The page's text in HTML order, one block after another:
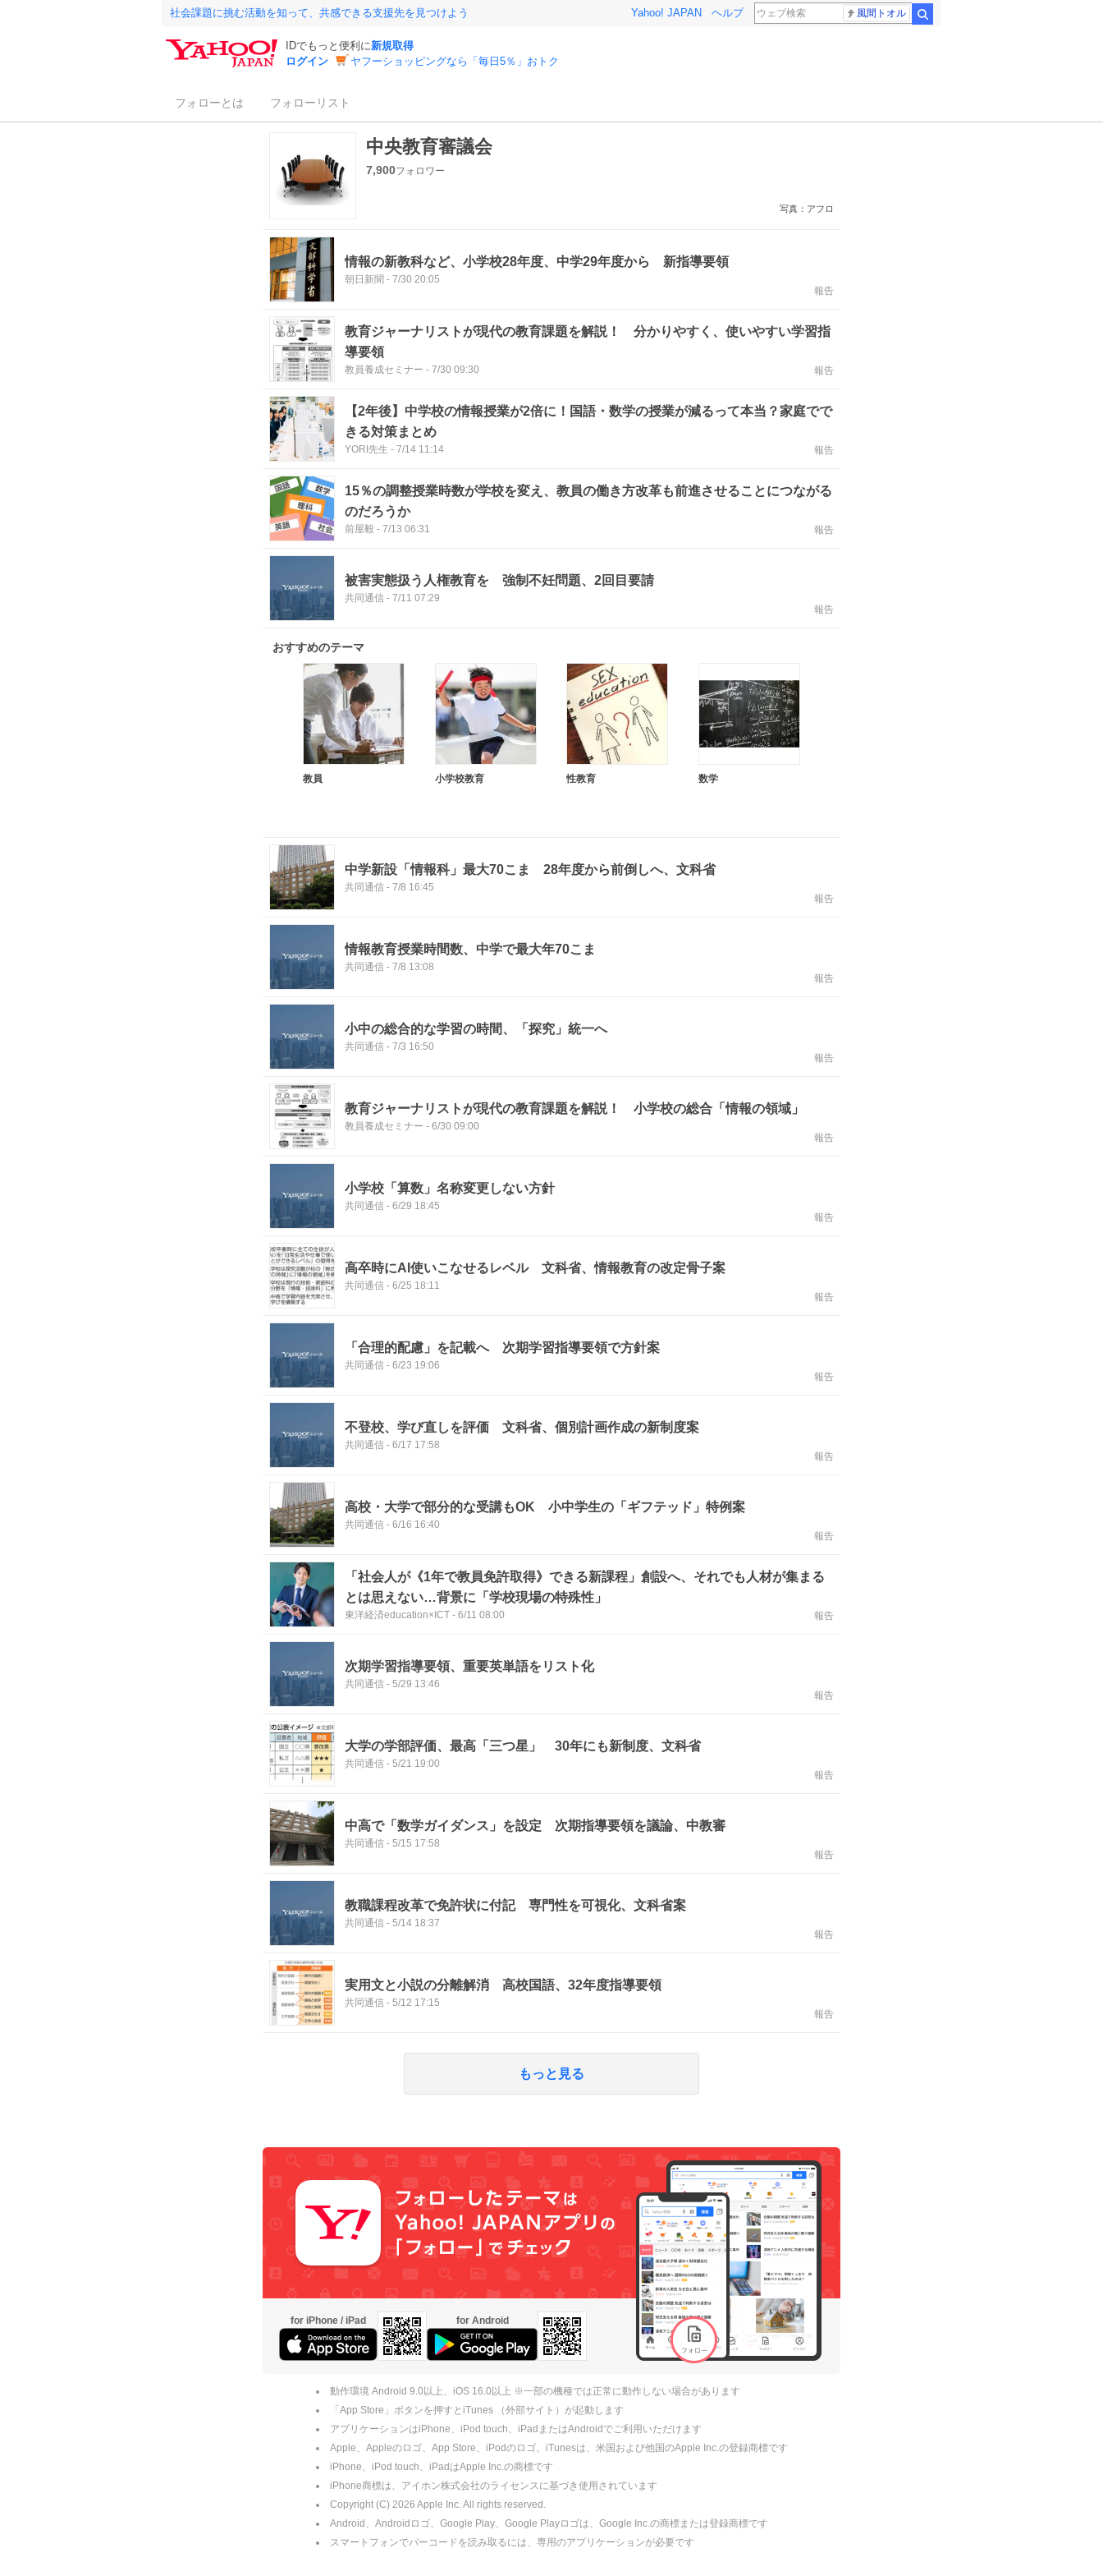
社会課題に挑む活動を知って、共感できる支援先を見つけよう Yahoo! JAPAN ヘルプ 風間トオル
IDでもっと便利に新規取得
ログイン
ヤフーショッピングなら「毎日5％」おトク
フォローとは フォローリスト
中央教育審議会
7,900フォロワー
写真：アフロ
情報の新教科など、小学校28年度、中学29年度から 新指導要領
朝日新聞 - 7/30 20:05
報告
教育ジャーナリストが現代の教育課題を解説！ 分かりやすく、使いやすい学習指
導要領
教員養成セミナー - 7/30 09:30 報告
【2年後】中学校の情報授業が2倍に！国語・数学の授業が減るって本当？家庭でで
きる対策まとめ
YORI先生 - 7/14 11:14 報告
15％の調整授業時数が学校を変え、教員の働き方改革も前進させることにつながる
のだろうか
前屋毅 - 7/13 06:31 報告
被害実態扱う人権教育を 強制不妊問題、2回目要請
共同通信 - 7/11 07:29
報告
おすすめのテーマ
教員 小学校教育 性教育 数学
中学新設「情報科」最大70こま 28年度から前倒しへ、文科省
共同通信 - 7/8 16:45
報告
情報教育授業時間数、中学で最大年70こま
共同通信 - 7/8 13:08
報告
小中の総合的な学習の時間、「探究」統一へ
共同通信 - 7/3 16:50
報告
教育ジャーナリストが現代の教育課題を解説！ 小学校の総合「情報の領域」
教員養成セミナー - 6/30 09:00
報告
小学校「算数」名称変更しない方針
共同通信 - 6/29 18:45
報告
高卒時にAI使いこなせるレベル 文科省、情報教育の改定骨子案
共同通信 - 6/25 18:11
報告
「合理的配慮」を記載へ 次期学習指導要領で方針案
共同通信 - 6/23 19:06
報告
不登校、学び直しを評価 文科省、個別計画作成の新制度案
共同通信 - 6/17 17:58
報告
高校・大学で部分的な受講もOK 小中学生の「ギフテッド」特例案
共同通信 - 6/16 16:40
報告
「社会人が《1年で教員免許取得》できる新課程」創設へ、それでも人材が集まる
とは思えない…背景に「学校現場の特殊性」
東洋経済education×ICT - 6/11 08:00 報告
次期学習指導要領、重要英単語をリスト化
共同通信 - 5/29 13:46
報告
大学の学部評価、最高「三つ星」 30年にも新制度、文科省
共同通信 - 5/21 19:00
報告
中高で「数学ガイダンス」を設定 次期指導要領を議論、中教審
共同通信 - 5/15 17:58
報告
教職課程改革で免許状に付記 専門性を可視化、文科省案
共同通信 - 5/14 18:37
報告
実用文と小説の分離解消 高校国語、32年度指導要領
共同通信 - 5/12 17:15
報告
もっと見る
for iPhone / iPad for Android
動作環境 Android 9.0以上、iOS 16.0以上 ※一部の機種では正常に動作しない場合があります
「App Store」ボタンを押すとiTunes （外部サイト）が起動します
アプリケーションはiPhone、iPod touch、iPadまたはAndroidでご利用いただけます
Apple、Appleのロゴ、App Store、iPodのロゴ、iTunesは、米国および他国のApple Inc.の登録商標です
iPhone、iPod touch、iPadはApple Inc.の商標です
iPhone商標は、アイホン株式会社のライセンスに基づき使用されています
Copyright (C) 2026 Apple Inc. All rights reserved.
Android、Androidロゴ、Google Play、Google Playロゴは、Google Inc.の商標または登録商標です
スマートフォンでバーコードを読み取るには、専用のアプリケーションが必要です